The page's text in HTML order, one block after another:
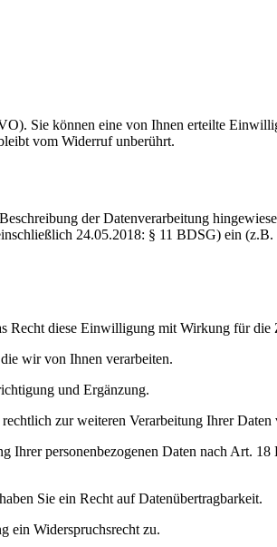
Sie können eine von Ihnen erteilte
vom Widerruf unberührt.
der Datenverarbeitung
24.05.2018: § 11 BDSG) ein
Recht diese Einwilligung mit Wirkung für
wir von Ihnen verarbeiten.
und Ergänzung.
zur weiteren Verarbeitung Ihrer
Ihrer personenbezogenen Daten nach Art.
Sie ein Recht auf Datenübertragbarkeit.
ein Widerspruchsrecht zu.